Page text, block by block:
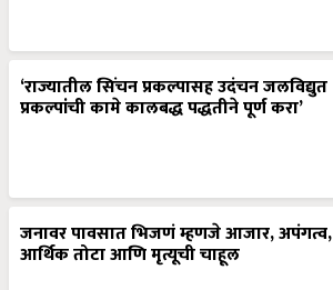
‘राज्यातील सिंचन प्रकल्पासह उदंचन जलविद्युत
प्रकल्पांची कामे कालबद्ध पद्धतीने पूर्ण करा’
जनावर पावसात भिजणं म्हणजे आजार, अपंगत्व,
आर्थिक तोटा आणि मृत्यूची चाहूल